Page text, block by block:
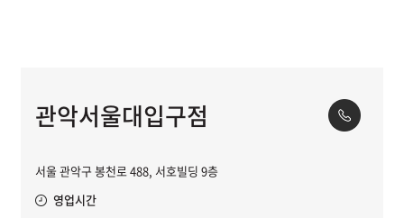
관악서울대입구점
서울 관악구 봉천로 488, 서호빌딩 9층
영업시간